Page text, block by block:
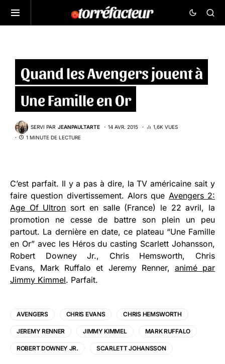
Quand les Avengers jouent à
Une Famille en Or
SERVI PAR JEANPAULTARTE 14 AVR. 2015
1,6K VUES
1 MINUTE DE LECTURE
C’est parfait. Il y a pas à dire, la TV américaine sait y
faire question divertissement. Alors que Avengers 2:
Age Of Ultron sort en salle (France) le 22 avril, la
promotion ne cesse de battre son plein un peu
partout. La dernière en date, ce plateau “Une Famille
en Or” avec les Héros du casting Scarlett Johansson,
Robert Downey Jr., Chris Hemsworth, Chris
Evans, Mark Ruffalo et Jeremy Renner, animé par
Jimmy Kimmel. Parfait.
AVENGERS CHRIS EVANS CHRIS HEMSWORTH
JEREMY RENNER JIMMY KIMMEL MARK RUFFALO
ROBERT DOWNEY JR. SCARLETT JOHANSSON